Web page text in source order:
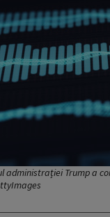
Trump a